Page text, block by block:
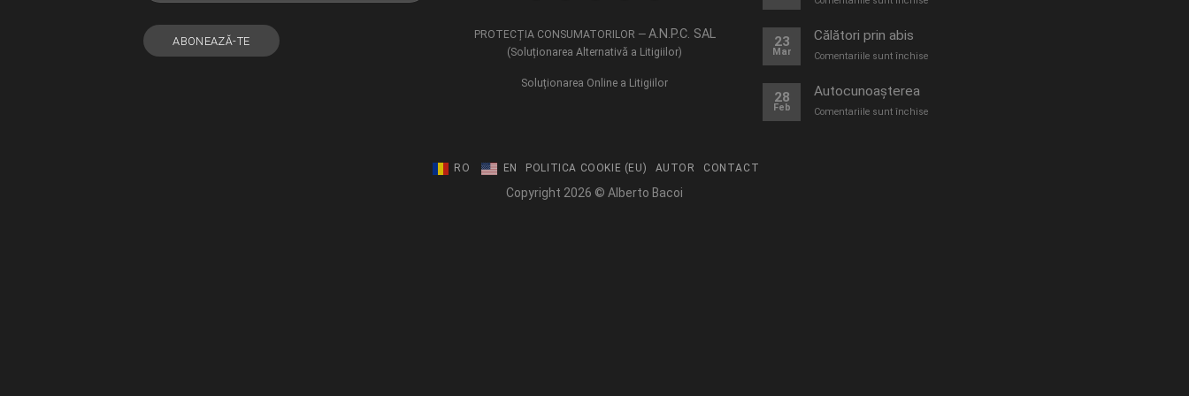
PROTECȚIA CONSUMATORILOR — A.N.P.C. SAL
(Soluționarea Alternativă a Litigiilor)
Soluționarea Online a Litigiilor
vară
23
Mar
Călători prin abis
Comentariile sunt închisepentru
28
Feb
Autocunoașterea
Comentariile sunt închisepentru
RO EN POLITICA COOKIE (EU) AUTOR CONTACT
Copyright 2026 © Alberto Bacoi